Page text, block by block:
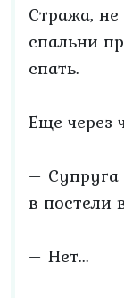
Стража,
спальни
спать.
Еще через
– Супруга
в постели
– Нет...